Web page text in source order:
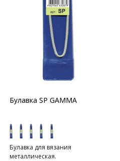
Булавка SP GAMMA
Булавка для вязания
металлическая.